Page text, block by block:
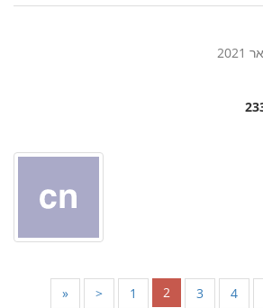
« < 1 2 3 4